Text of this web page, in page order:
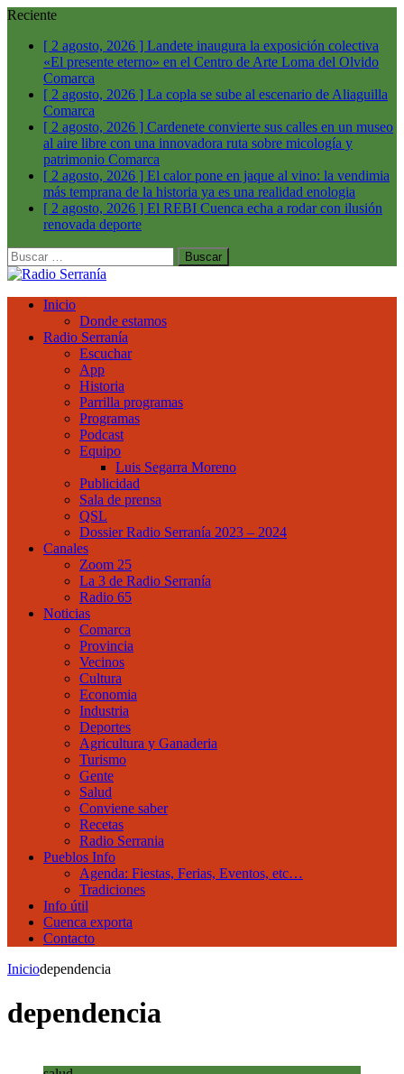
Reciente
[ 2 agosto, 2026 ] Landete inaugura la exposición colectiva
«El presente eterno» en el Centro de Arte Loma del Olvido
Comarca
[ 2 agosto, 2026 ] La copla se sube al escenario de Aliaguilla
Comarca
[ 2 agosto, 2026 ] Cardenete convierte sus calles en un museo
al aire libre con una innovadora ruta sobre micología y
patrimonio Comarca
[ 2 agosto, 2026 ] El calor pone en jaque al vino: la vendimia
más temprana de la historia ya es una realidad enologia
[ 2 agosto, 2026 ] El REBI Cuenca echa a rodar con ilusión
renovada deporte
Buscar:
Inicio
Donde estamos
Radio Serranía
Escuchar
App
Historia
Parrilla programas
Programas
Podcast
Equipo
Luis Segarra Moreno
Publicidad
Sala de prensa
QSL
Dossier Radio Serranía 2023 – 2024
Canales
Zoom 25
La 3 de Radio Serranía
Radio 65
Noticias
Comarca
Provincia
Vecinos
Cultura
Economia
Industria
Deportes
Agricultura y Ganaderia
Turismo
Gente
Salud
Conviene saber
Recetas
Radio Serrania
Pueblos Info
Agenda: Fiestas, Ferias, Eventos, etc…
Tradiciones
Info útil
Cuenca exporta
Contacto
Iniciodependencia
dependencia